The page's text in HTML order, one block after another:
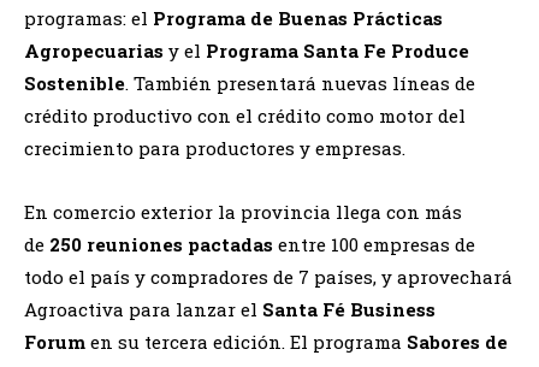
programas: el Programa de Buenas Prácticas
Agropecuarias y el Programa Santa Fe Produce
Sostenible. También presentará nuevas líneas de
crédito productivo con el crédito como motor del
crecimiento para productores y empresas.
En comercio exterior la provincia llega con más
de 250 reuniones pactadas entre 100 empresas de
todo el país y compradores de 7 países, y aprovechará
Agroactiva para lanzar el Santa Fé Business
Forum en su tercera edición. El programa Sabores de